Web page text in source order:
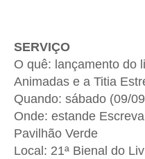
SERVIÇO
O quê: lançamento do
Animadas e a Titia
Quando: sábado (09/
Onde: estande
Pavilhão Verde
Local: 21ª Bienal do